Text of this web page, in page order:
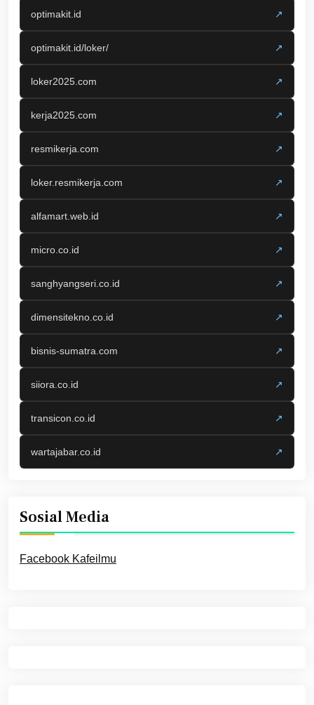
optimakit.id ↗
optimakit.id/loker/ ↗
loker2025.com ↗
kerja2025.com ↗
resmikerja.com ↗
loker.resmikerja.com ↗
alfamart.web.id ↗
micro.co.id ↗
sanghyangseri.co.id ↗
dimensitekno.co.id ↗
bisnis-sumatra.com ↗
siiora.co.id ↗
transicon.co.id ↗
wartajabar.co.id ↗
Sosial Media
Facebook Kafeilmu